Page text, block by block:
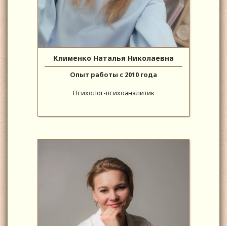
Клименко Наталья Николаевна
Опыт работы с 2010 года
Психолог-психоаналитик